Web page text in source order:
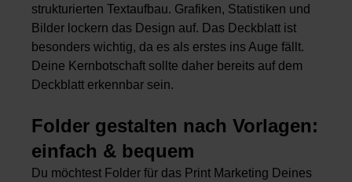
strukturierten Textaufbau. Grafiken, Statistiken und
Bilder lockern das Design auf. Das Deckblatt ist
besonders wichtig, da es als erstes ins Auge fällt.
Deine Kernbotschaft sollte daher bereits auf dem
Deckblatt erkennbar sein.
Folder gestalten nach Vorlagen:
einfach & bequem
Du möchtest Folder für das Print Marketing Deines